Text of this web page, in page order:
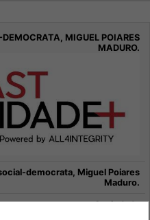
democrata, Miguel Poiares
Maduro.
Sociedade